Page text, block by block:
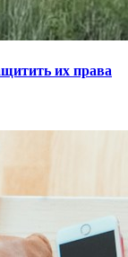
их права